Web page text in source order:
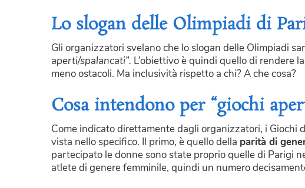
Lo slogan delle Olimpiadi di
Gli organizzatori svelano che lo slogan delle Olimpiadi
aperti/spalancati”. L’obiettivo è quindi quello di rendere la
meno ostacoli. Ma inclusività rispetto a chi? A che cosa?
Cosa intendono per “giochi
Come indicato direttamente dagli organizzatori, i Giochi
vista nello specifico. Il primo, è quello della parità di
partecipato le donne sono state proprio quelle di Parigi
atlete di genere femminile, quindi un numero